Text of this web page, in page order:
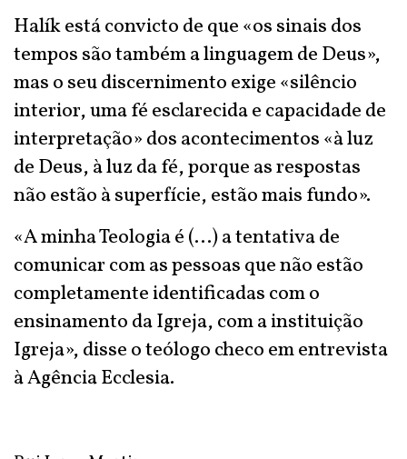
Halík está convicto de que «os sinais dos
tempos são também a linguagem de Deus»,
mas o seu discernimento exige «silêncio
interior, uma fé esclarecida e capacidade de
interpretação» dos acontecimentos «à luz
de Deus, à luz da fé, porque as respostas
não estão à superfície, estão mais fundo».
«A minha Teologia é (...) a tentativa de
comunicar com as pessoas que não estão
completamente identificadas com o
ensinamento da Igreja, com a instituição
Igreja», disse o teólogo checo em entrevista
à Agência Ecclesia.